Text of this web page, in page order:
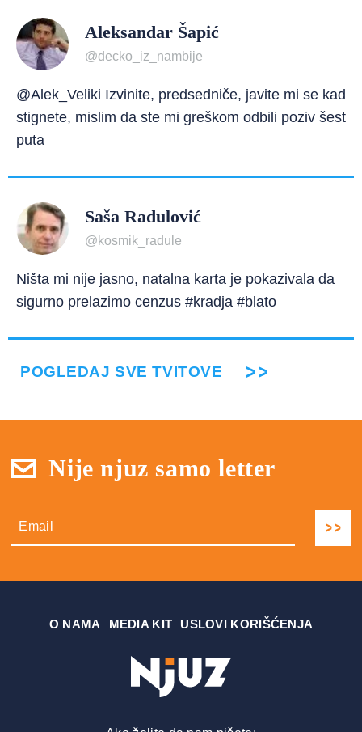
Aleksandar Šapić
@decko_iz_nambije
@Alek_Veliki Izvinite, predsedniče, javite mi se kad
stignete, mislim da ste mi greškom odbili poziv šest
puta
Saša Radulović
@kosmik_radule
Ništa mi nije jasno, natalna karta je pokazivala da
sigurno prelazimo cenzus #kradja #blato
POGLEDAJ SVE TVITOVE
Nije njuz samo letter
О NAMA MEDIA KIT USLOVI KORIŠĆENJA